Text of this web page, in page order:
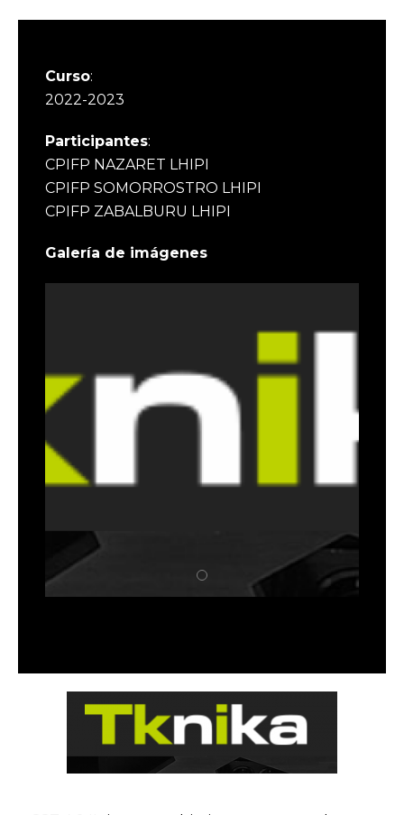
Curso:
2022-2023
Participantes:
CPIFP NAZARET LHIPI
CPIFP SOMORROSTRO LHIPI
CPIFP ZABALBURU LHIPI
Galería de imágenes